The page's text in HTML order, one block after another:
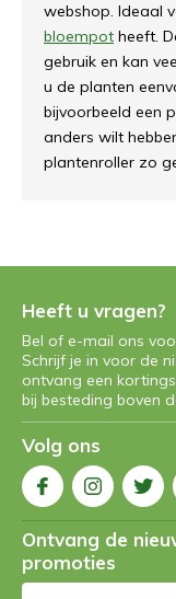
webshop. Ideaal
bloempot heeft.
gebruik en kan
u de planten
bijvoorbeeld een
anders wilt
plantenroller zo
Heeft u vragen?
Bel of e-mail ons
Schrijf je in voor de
ontvang een
bij besteding boven
Volg ons
Ontvang de
promoties